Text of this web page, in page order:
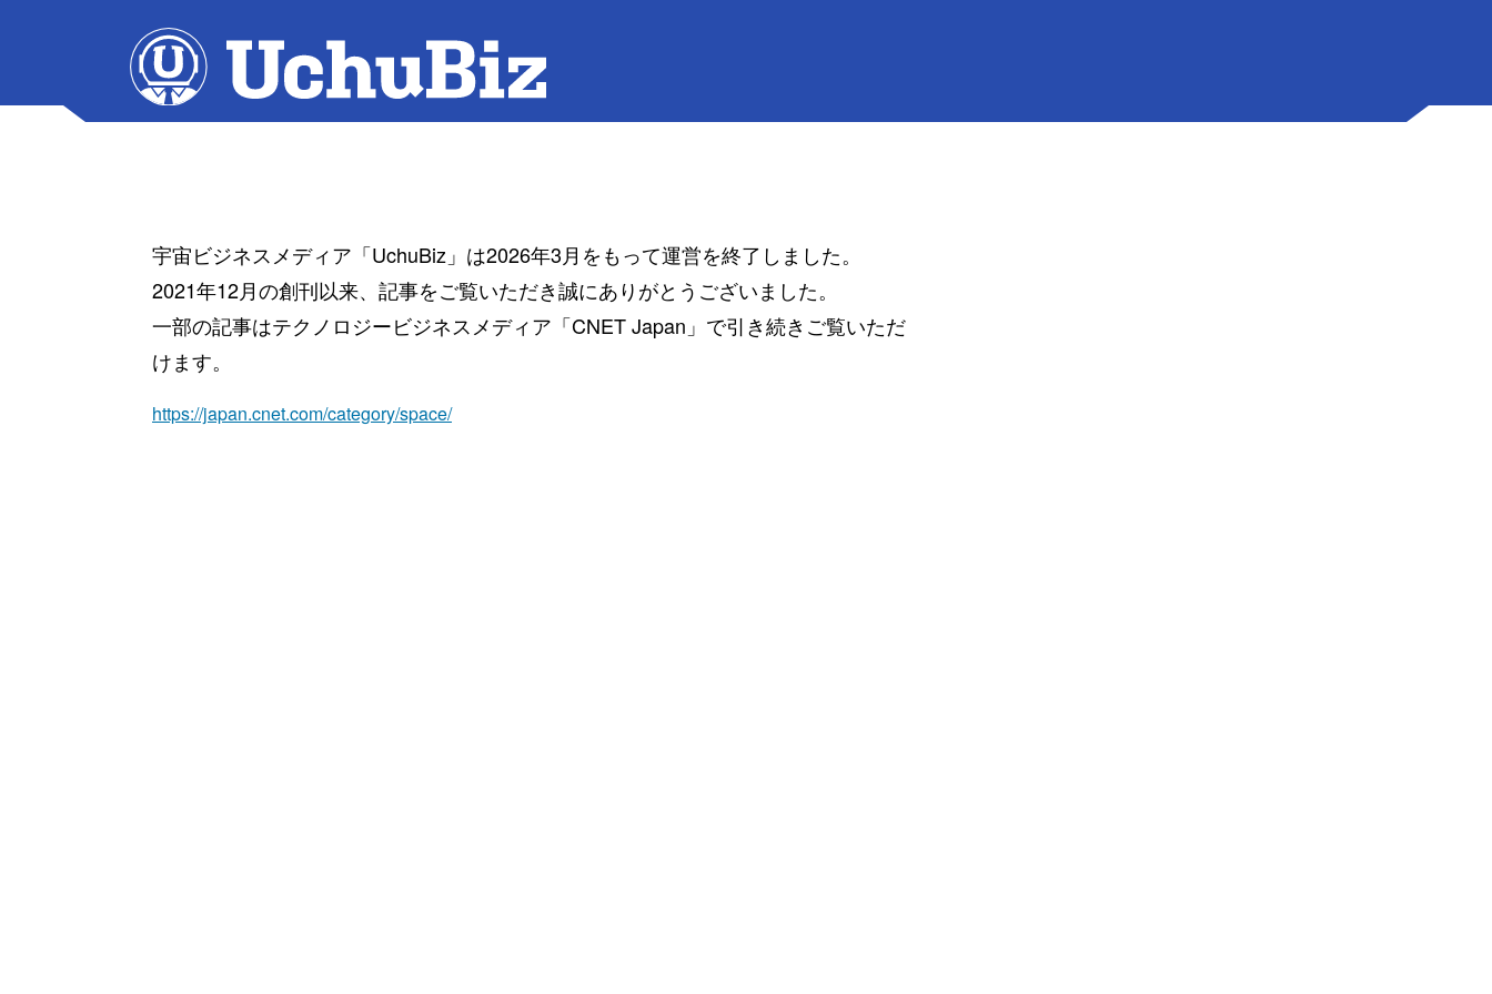
宇宙ビジネスメディア「UchuBiz」は2026年3月をもって運営を終了しました。
2021年12月の創刊以来、記事をご覧いただき誠にありがとうございました。
一部の記事はテクノロジービジネスメディア「CNET Japan」で引き続きご覧いただ
けます。
https://japan.cnet.com/category/space/